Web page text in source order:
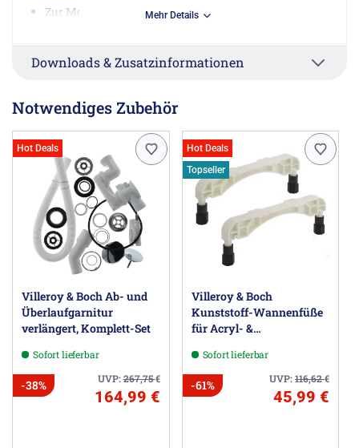
Zur Montage benötigen Sie entweder den
Das Produktfoto zeigt lediglich eine mögliche
Herstellerinformationen
Villeroy & Boch AG, Postfach 1120, 66688 Mettlach DE,
information@villeroy-boch.com
Mehr Details
Downloads & Zusatzinformationen
Notwendiges Zubehör
Hot Deals
Villeroy & Boch Ab- und
Überlaufgarnitur
verlängert, Komplett-Set
Sofort lieferbar
UVP:267,75€
-38%
164,99 €
Hot Deals
Topseller
Villeroy & Boch
Kunststoff-Wannenfüße
für Acryl- &
flachem Boden
Sofort lieferbar
UVP:116,62€
-61%
45,99 €